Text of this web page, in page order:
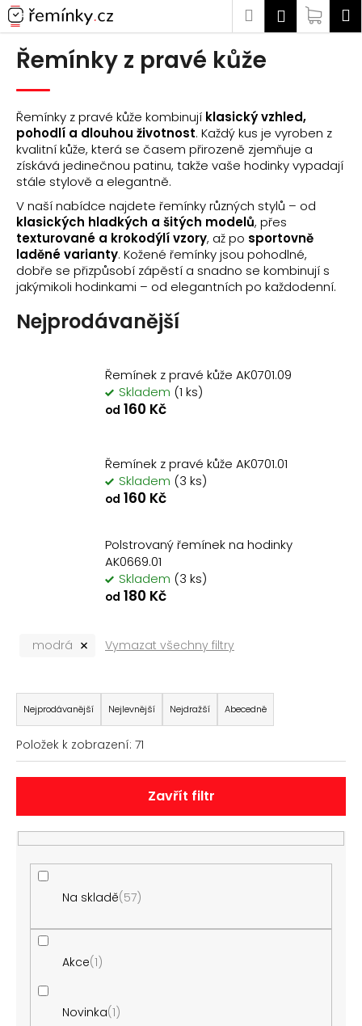
Přejít
na
HledatPřihlášení
Řemínky z pravé kůže
Řemínky z pravé kůže kombinují klasický vzhled,
pohodlí a dlouhou životnost. Každý kus je vyroben z
kvalitní kůže, která se časem přirozeně zjemňuje a
získává jedinečnou patinu, takže vaše hodinky vypadají
stále stylově a elegantně.
V naší nabídce najdete řemínky různých stylů – od
klasických hladkých a šitých modelů, přes
texturované a krokodýlí vzory, až po sportovně
laděné varianty. Kožené řemínky jsou pohodlné,
dobře se přizpůsobí zápěstí a snadno se kombinují s
jakýmikoli hodinkami – od elegantních po každodenní.
Nejprodávanější
Řemínek z pravé kůže AK0701.09
Skladem (1 ks)
od 160 Kč
Řemínek z pravé kůže AK0701.01
Skladem (3 ks)
od 160 Kč
Polstrovaný řemínek na hodinky
AK0669.01
Skladem (3 ks)
od 180 Kč
modrá Vymazat všechny filtry
Ř
a
z
e
n
p
r
Nejprodávanější Nejlevnější Nejdražší Abecedně
Položek k zobrazení: 71
Zavřít filtr
Na skladě 57
Akce 1
Novinka 1
K
o Zpět
Zpět
C
o
p
o
t
ř
e
b
u
j
e
t
Hledat
r
u
č
u
j
e
e
ŘEMÍNEK